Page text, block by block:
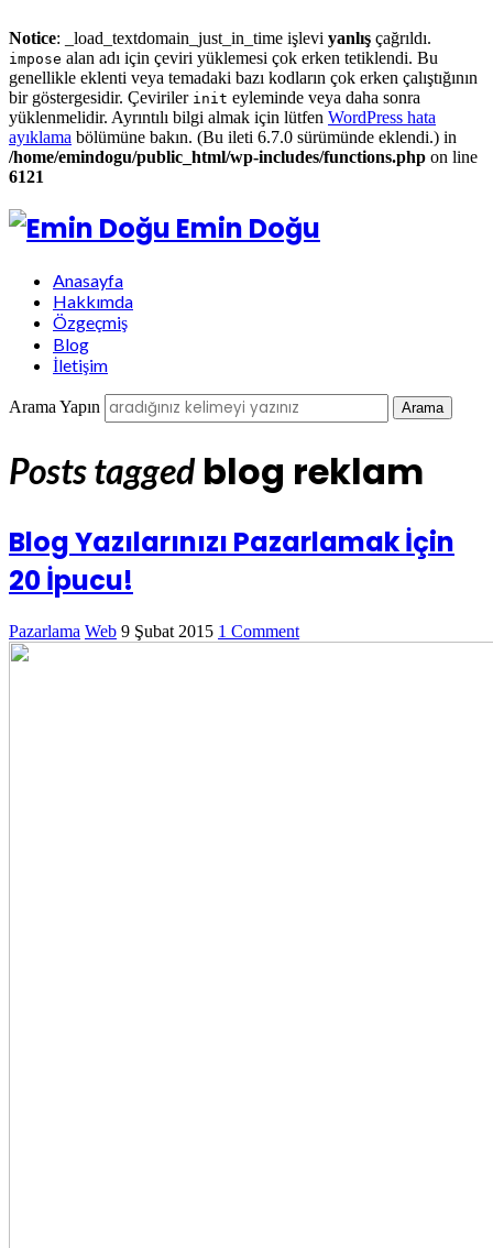
Notice: _load_textdomain_just_in_time işlevi yanlış çağrıldı.
impose alan adı için çeviri yüklemesi çok erken tetiklendi. Bu
genellikle eklenti veya temadaki bazı kodların çok erken çalıştığının
bir göstergesidir. Çeviriler init eyleminde veya daha sonra
yüklenmelidir. Ayrıntılı bilgi almak için lütfen WordPress hata
ayıklama bölümüne bakın. (Bu ileti 6.7.0 sürümünde eklendi.) in
/home/emindogu/public_html/wp-includes/functions.php on line
6121
Emin Doğu
Anasayfa
Hakkımda
Özgeçmiş
Blog
İletişim
Arama Yapın
Posts tagged blog reklam
Blog Yazılarınızı Pazarlamak İçin
20 İpucu!
Pazarlama Web 9 Şubat 2015 1 Comment